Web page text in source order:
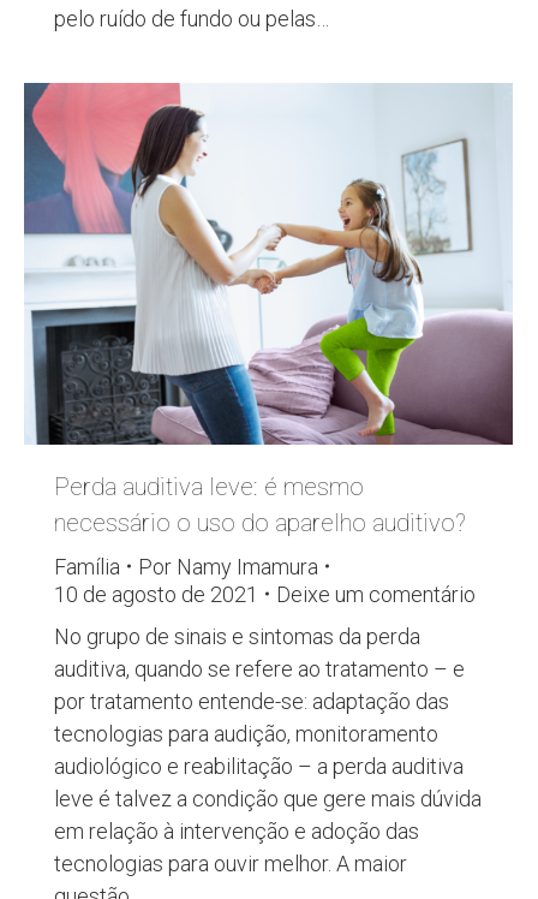
pelo ruído de fundo ou pelas…
Perda auditiva leve: é mesmo
necessário o uso do aparelho auditivo?
Família Por Namy Imamura
10 de agosto de 2021
Deixe um comentário
No grupo de sinais e sintomas da perda
auditiva, quando se refere ao tratamento – e
por tratamento entende-se: adaptação das
tecnologias para audição, monitoramento
audiológico e reabilitação – a perda auditiva
leve é talvez a condição que gere mais dúvida
em relação à intervenção e adoção das
tecnologias para ouvir melhor. A maior